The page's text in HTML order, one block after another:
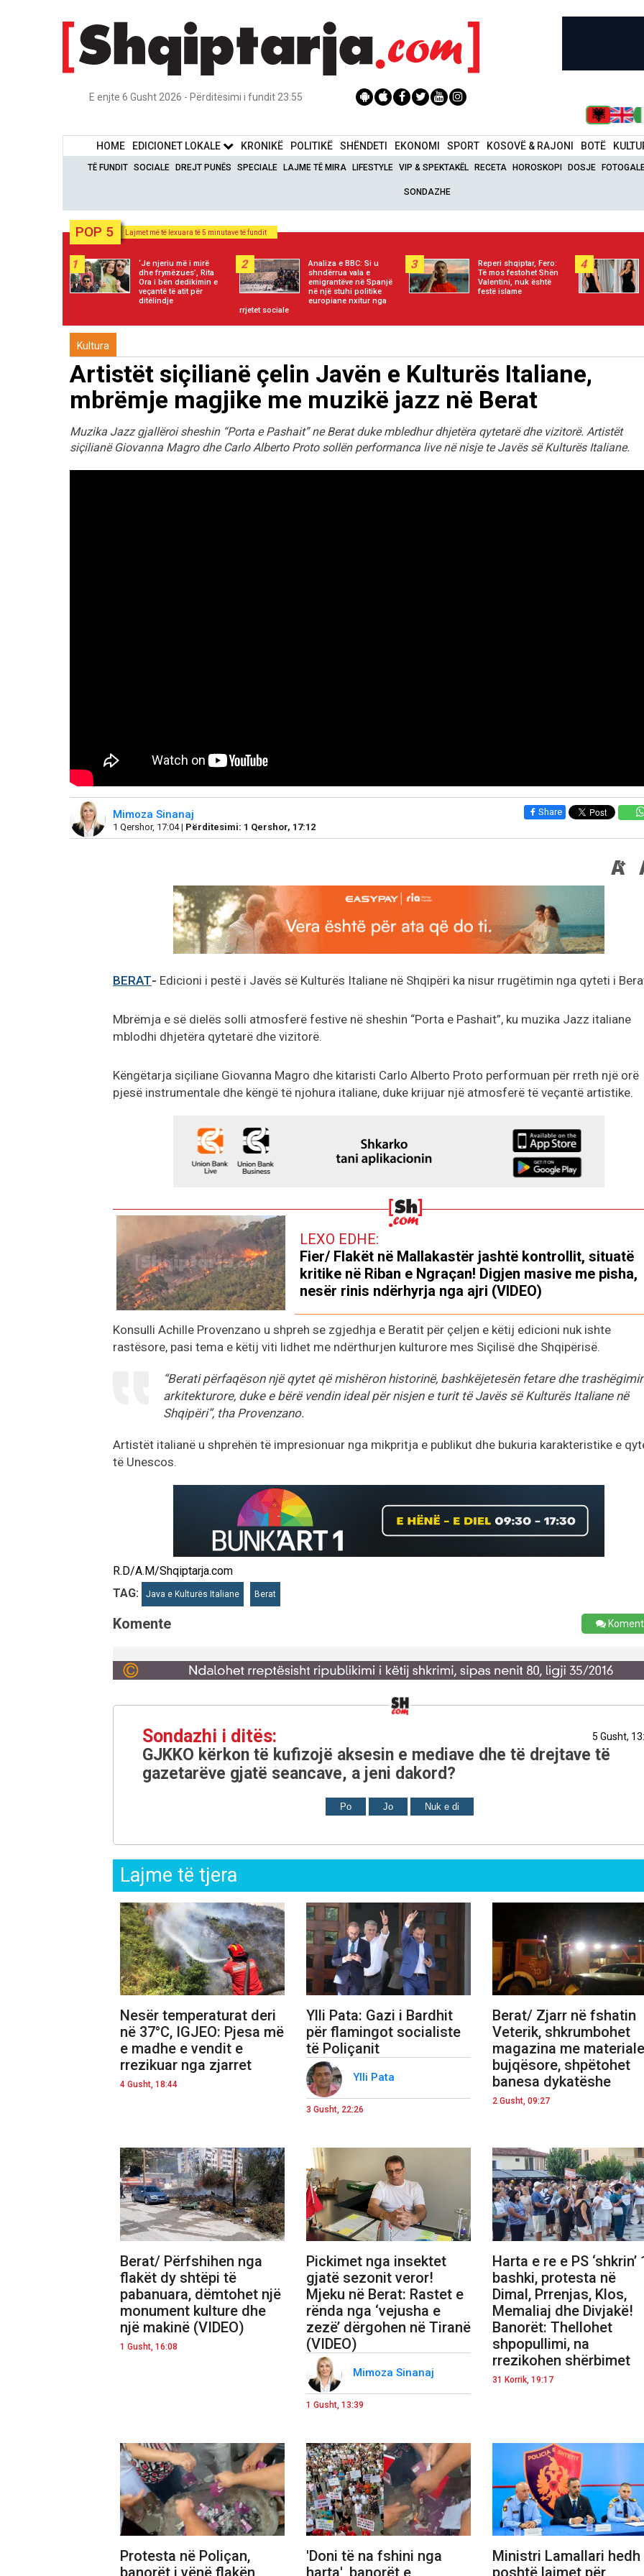
E enjte 6 Gusht 2026 - Përditësimi i fundit 23:55
HOME EDICIONET LOKALE KRONIKË POLITIKË SHËNDETI EKONOMI SPORT KOSOVË & RAJONI BOTË
TË FUNDIT SOCIALE DREJT PUNËS SPECIALE LAJME TË MIRA LIFESTYLE VIP & SPEKTAKËL RECETA HOROSKOPI DOSJE
SONDAZHE
POP 5 Lajmet më të lexuara të 5 minutave të fundit
1
‘Je njeriu më i mirë
dhe frymëzues’, Rita
Ora i bën dedikimin e
veçantë të atit për
ditëlindje
2
Analiza e BBC: Si u
shndërrua vala e
emigrantëve në Spanjë
në një stuhi politike
europiane nxitur nga
rrjetet sociale
3
Reperi shqiptar, Fero:
Të mos festohet Shën
Valentini, nuk është
festë islame
4
Kultura
Artistët siçilianë çelin Javën e Kulturës Italiane,
mbrëmje magjike me muzikë jazz në Berat
Muzika Jazz gjallëroi sheshin “Porta e Pashait” ne Berat duke mbledhur dhjetëra qytetarë dhe vizitorë. Artistët
siçilianë Giovanna Magro dhe Carlo Alberto Proto sollën performanca live në nisje te Javës së Kulturës Italiane.
Mimoza Sinanaj
1 Qershor, 17:04 | Përditesimi: 1 Qershor, 17:12
Share
BERAT- Edicioni i pestë i Javës së Kulturës Italiane në Shqipëri ka nisur rrugëtimin nga qyteti i
Mbrëmja e së dielës solli atmosferë festive në sheshin “Porta e Pashait”, ku muzika Jazz italiane
mblodhi dhjetëra qytetarë dhe vizitorë.
Këngëtarja siçiliane Giovanna Magro dhe kitaristi Carlo Alberto Proto performuan për rreth një orë
pjesë instrumentale dhe këngë të njohura italiane, duke krijuar një atmosferë të veçantë artistike.
LEXO EDHE:
Fier/ Flakët në Mallakastër jashtë kontrollit, situatë
kritike në Riban e Ngraçan! Digjen masive me pisha,
nesër rinis ndërhyrja nga ajri (VIDEO)
Konsulli Achille Provenzano u shpreh se zgjedhja e Beratit për çeljen e këtij edicioni nuk ishte
rastësore, pasi tema e këtij viti lidhet me ndërthurjen kulturore mes Siçilisë dhe Shqipërisë.
“Berati përfaqëson një qytet që mishëron historinë, bashkëjetesën fetare dhe
arkitekturore, duke e bërë vendin ideal për nisjen e turit të Javës së Kulturës Italiane në
Shqipëri”, tha Provenzano.
Artistët italianë u shprehën të impresionuar nga mikpritja e publikut dhe bukuria karakteristike e
të Unescos.
R.D/A.M/Shqiptarja.com
TAG:
Java e Kulturës Italiane Berat
Komente
Sondazhi i ditës: 5 Gusht,
GJKKO kërkon të kufizojë aksesin e mediave dhe të drejtave të
gazetarëve gjatë seancave, a jeni dakord?
Po Jo Nuk e di
Lajme të tjera
Nesër temperaturat deri
në 37°C, IGJEO: Pjesa më
e madhe e vendit e
rrezikuar nga zjarret
4 Gusht, 18:44
Ylli Pata: Gazi i Bardhit
për flamingot socialiste
të Poliçanit
Ylli Pata
3 Gusht, 22:26
Berat/ Zjarr në fshatin
Veterik, shkrumbohet
magazina me materiale
bujqësore, shpëtohet
banesa dykatëshe
2 Gusht, 09:27
Berat/ Përfshihen nga
flakët dy shtëpi të
pabanuara, dëmtohet një
monument kulture dhe
një makinë (VIDEO)
1 Gusht, 16:08
Pickimet nga insektet
gjatë sezonit veror!
Mjeku në Berat: Rastet e
rënda nga ‘vejusha e
zezë’ dërgohen në Tiranë
(VIDEO)
Mimoza Sinanaj
1 Gusht, 13:39
Harta e re e PS ‘shkrin’
bashki, protesta në
Dimal, Prrenjas, Klos,
Memaliaj dhe Divjakë!
Banorët: Thellohet
shpopullimi, na
rrezikohen shërbimet
31 Korrik, 19:17
Protesta në Poliçan,
banorët i vënë flakën
'Doni të na fshini nga
harta', banorët e
Ministri Lamallari hedh
poshtë lajmet për